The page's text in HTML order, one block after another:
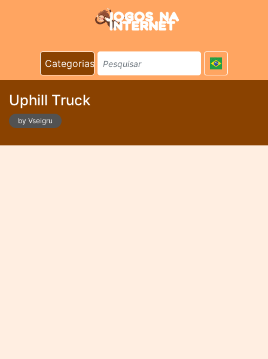
Categorias
Uphill Truck
by Vseigru